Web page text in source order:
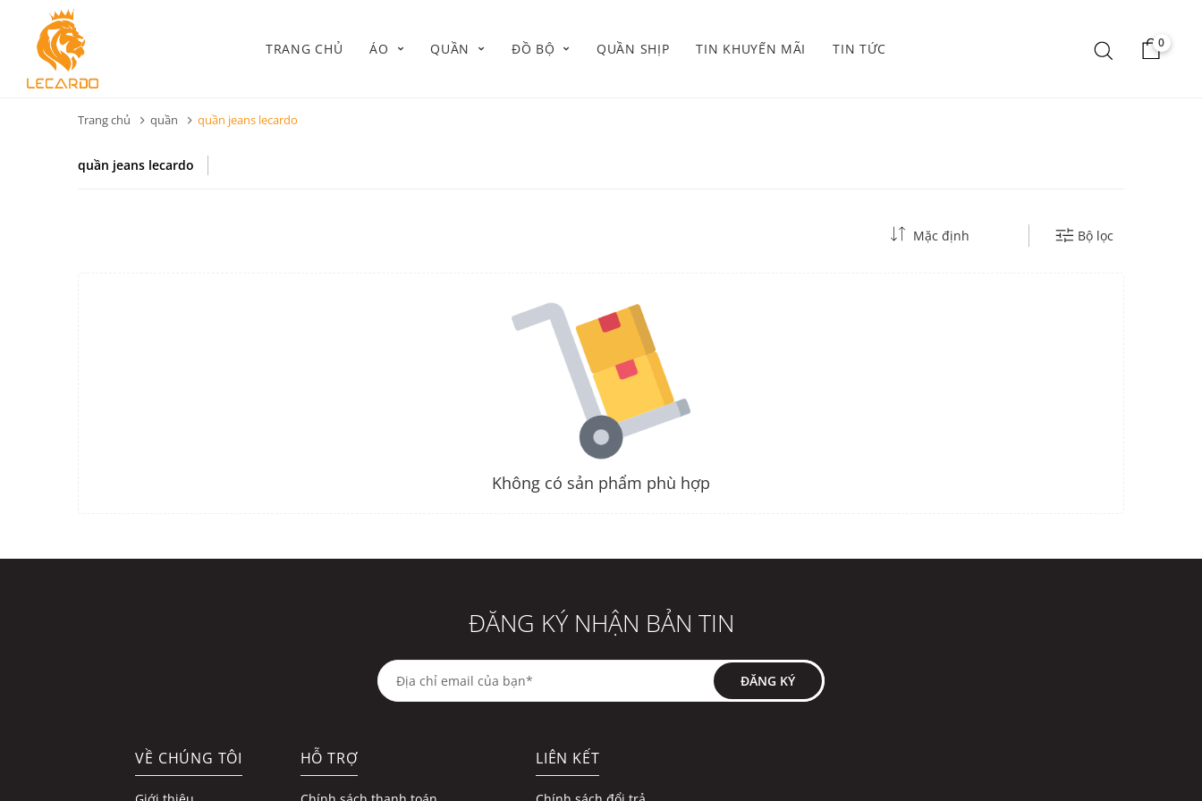
TRANG CHỦ ÁO QUẦN ĐỒ BỘ QUẦN SHỊP TIN KHUYẾN MÃI TIN TỨC 0
Trang chủ quần quần jeans lecardo
quần jeans lecardo
Mặc định Bộ lọc
Không có sản phẩm phù hợp
ĐĂNG KÝ NHẬN BẢN TIN
ĐĂNG KÝ
VỀ CHÚNG TÔI HỖ TRỢ LIÊN KẾT